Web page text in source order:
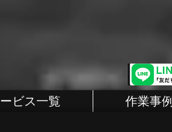
ビス一覧 作業事例